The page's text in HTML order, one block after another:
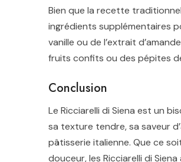
Bien que la recette
ingrédients supplémentaires
vanille ou de l’extrait
fruits confits ou des pépites
Conclusion
Le Ricciarelli di Siena est un
sa texture tendre, sa saveur
pâtisserie italienne. Que ce
douceur, les Ricciarelli di